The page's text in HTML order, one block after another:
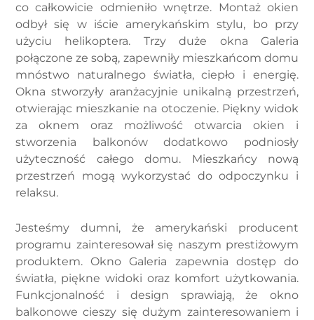
co całkowicie odmieniło wnętrze. Montaż okien
odbył się w iście amerykańskim stylu, bo przy
użyciu helikoptera. Trzy duże okna Galeria
połączone ze sobą, zapewniły mieszkańcom domu
mnóstwo naturalnego światła, ciepło i energię.
Okna stworzyły aranżacyjnie unikalną przestrzeń,
otwierając mieszkanie na otoczenie. Piękny widok
za oknem oraz możliwość otwarcia okien i
stworzenia balkonów dodatkowo podniosły
użyteczność całego domu. Mieszkańcy nową
przestrzeń mogą wykorzystać do odpoczynku i
relaksu.
Jesteśmy dumni, że amerykański producent
programu zainteresował się naszym prestiżowym
produktem. Okno Galeria zapewnia dostęp do
światła, piękne widoki oraz komfort użytkowania.
Funkcjonalność i design sprawiają, że okno
balkonowe cieszy się dużym zainteresowaniem i